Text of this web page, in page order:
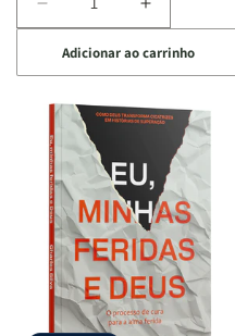
Diminuir
a
quantidade
de
Devocional
Quarto
de
Guerra
Isabelle
S.
Alves
Aumentar
a
quantidade
de
Devocional
Quarto
Guerra
Isabelle
S.
Alves
Adicionar ao carrinho